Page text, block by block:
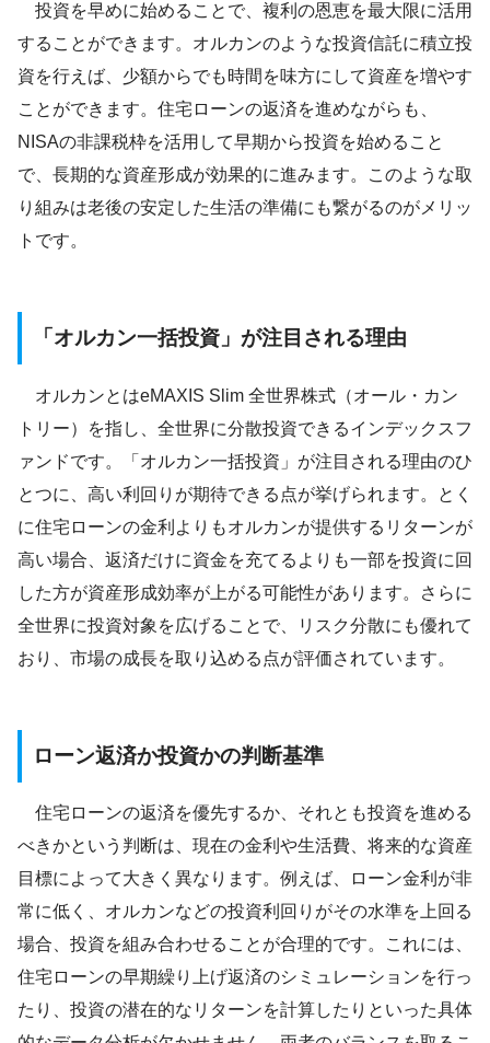
投資を早めに始めることで、複利の恩恵を最大限に活用
することができます。オルカンのような投資信託に積立投
資を行えば、少額からでも時間を味方にして資産を増やす
ことができます。住宅ローンの返済を進めながらも、
NISAの非課税枠を活用して早期から投資を始めること
で、長期的な資産形成が効果的に進みます。このような取
り組みは老後の安定した生活の準備にも繋がるのがメリッ
トです。
「オルカン一括投資」が注目される理由
オルカンとはeMAXIS Slim 全世界株式（オール・カン
トリー）を指し、全世界に分散投資できるインデックスフ
ァンドです。「オルカン一括投資」が注目される理由のひ
とつに、高い利回りが期待できる点が挙げられます。とく
に住宅ローンの金利よりもオルカンが提供するリターンが
高い場合、返済だけに資金を充てるよりも一部を投資に回
した方が資産形成効率が上がる可能性があります。さらに
全世界に投資対象を広げることで、リスク分散にも優れて
おり、市場の成長を取り込める点が評価されています。
ローン返済か投資かの判断基準
住宅ローンの返済を優先するか、それとも投資を進める
べきかという判断は、現在の金利や生活費、将来的な資産
目標によって大きく異なります。例えば、ローン金利が非
常に低く、オルカンなどの投資利回りがその水準を上回る
場合、投資を組み合わせることが合理的です。これには、
住宅ローンの早期繰り上げ返済のシミュレーションを行っ
たり、投資の潜在的なリターンを計算したりといった具体